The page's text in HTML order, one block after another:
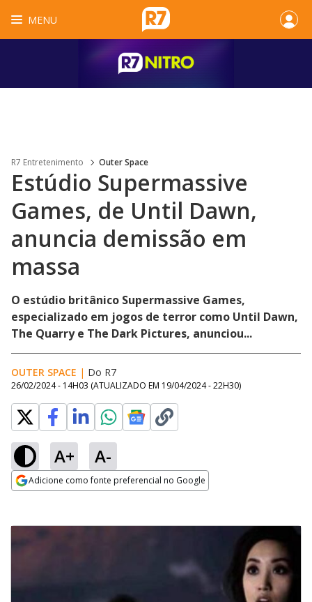
MENU
R7 Entretenimento Outer Space
Estúdio Supermassive
Games, de Until Dawn,
anuncia demissão em
massa
O estúdio britânico Supermassive Games,
especializado em jogos de terror como Until Dawn,
The Quarry e The Dark Pictures, anunciou...
OUTER SPACE | Do R7
26/02/2024 - 14H03 (ATUALIZADO EM 19/04/2024 - 22H30)
A+ A-
Adicione como fonte preferencial no Google